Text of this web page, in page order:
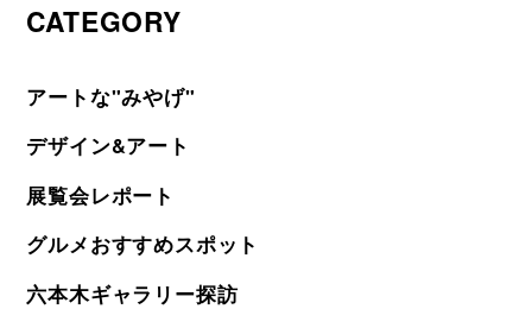
CATEGORY
アートな"みやげ"
デザイン&アート
展覧会レポート
グルメおすすめスポット
六本木ギャラリー探訪